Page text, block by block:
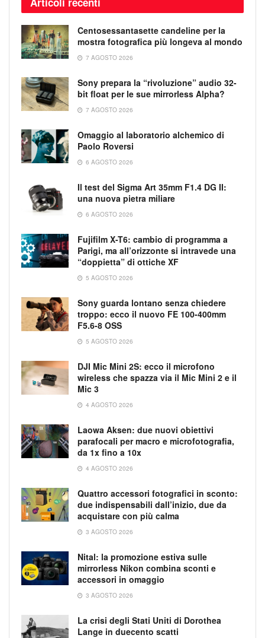
Centosessantasette candeline per la
mostra fotografica più longeva al mondo
7 AGOSTO 2026
Sony prepara la “rivoluzione” audio 32-
bit float per le sue mirrorless Alpha?
7 AGOSTO 2026
Omaggio al laboratorio alchemico di
Paolo Roversi
6 AGOSTO 2026
Il test del Sigma Art 35mm F1.4 DG II:
una nuova pietra miliare
6 AGOSTO 2026
Fujifilm X-T6: cambio di programma a
Parigi, ma all’orizzonte si intravede una
“doppietta” di ottiche XF
5 AGOSTO 2026
Sony guarda lontano senza chiedere
troppo: ecco il nuovo FE 100-400mm
F5.6-8 OSS
5 AGOSTO 2026
DJI Mic Mini 2S: ecco il microfono
wireless che spazza via il Mic Mini 2 e il
Mic 3
4 AGOSTO 2026
Laowa Aksen: due nuovi obiettivi
parafocali per macro e microfotografia,
da 1x fino a 10x
4 AGOSTO 2026
Quattro accessori fotografici in sconto:
due indispensabili dall’inizio, due da
acquistare con più calma
3 AGOSTO 2026
Nital: la promozione estiva sulle
mirrorless Nikon combina sconti e
accessori in omaggio
3 AGOSTO 2026
La crisi degli Stati Uniti di Dorothea
Lange in duecento scatti